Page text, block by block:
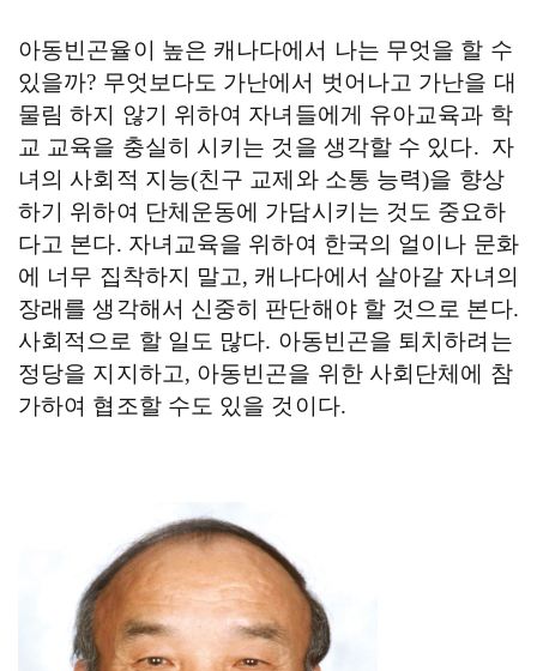
아동빈곤율이 높은 캐나다에서 나는 무엇을 할 수
있을까? 무엇보다도 가난에서 벗어나고 가난을 대
물림 하지 않기 위하여 자녀들에게 유아교육과 학
교 교육을 충실히 시키는 것을 생각할 수 있다. 자
녀의 사회적 지능(친구 교제와 소통 능력)을 향상
하기 위하여 단체운동에 가담시키는 것도 중요하
다고 본다. 자녀교육을 위하여 한국의 얼이나 문화
에 너무 집착하지 말고, 캐나다에서 살아갈 자녀의
장래를 생각해서 신중히 판단해야 할 것으로 본다.
사회적으로 할 일도 많다. 아동빈곤을 퇴치하려는
정당을 지지하고, 아동빈곤을 위한 사회단체에 참
가하여 협조할 수도 있을 것이다.